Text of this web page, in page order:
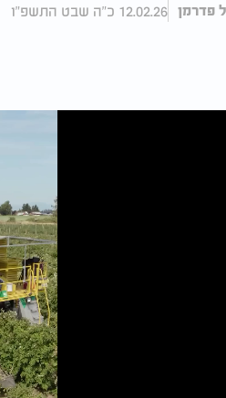
פדרמן 12.02.26 כ"ה שבט התשפ"ו